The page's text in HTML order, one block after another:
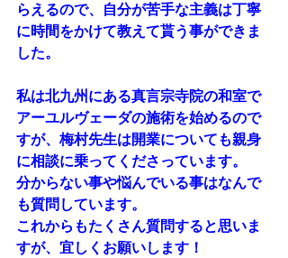
らえるので、自分が苦手な主義は丁寧
に時間をかけて教えて貰う事ができま
した。
私は北九州にある真言宗寺院の和室で
アーユルヴェーダの施術を始めるので
すが、梅村先生は開業についても親身
に相談に乗ってくださっています。
分からない事や悩んでいる事はなんで
も質問しています。
これからもたくさん質問すると思いま
すが、宜しくお願いします！